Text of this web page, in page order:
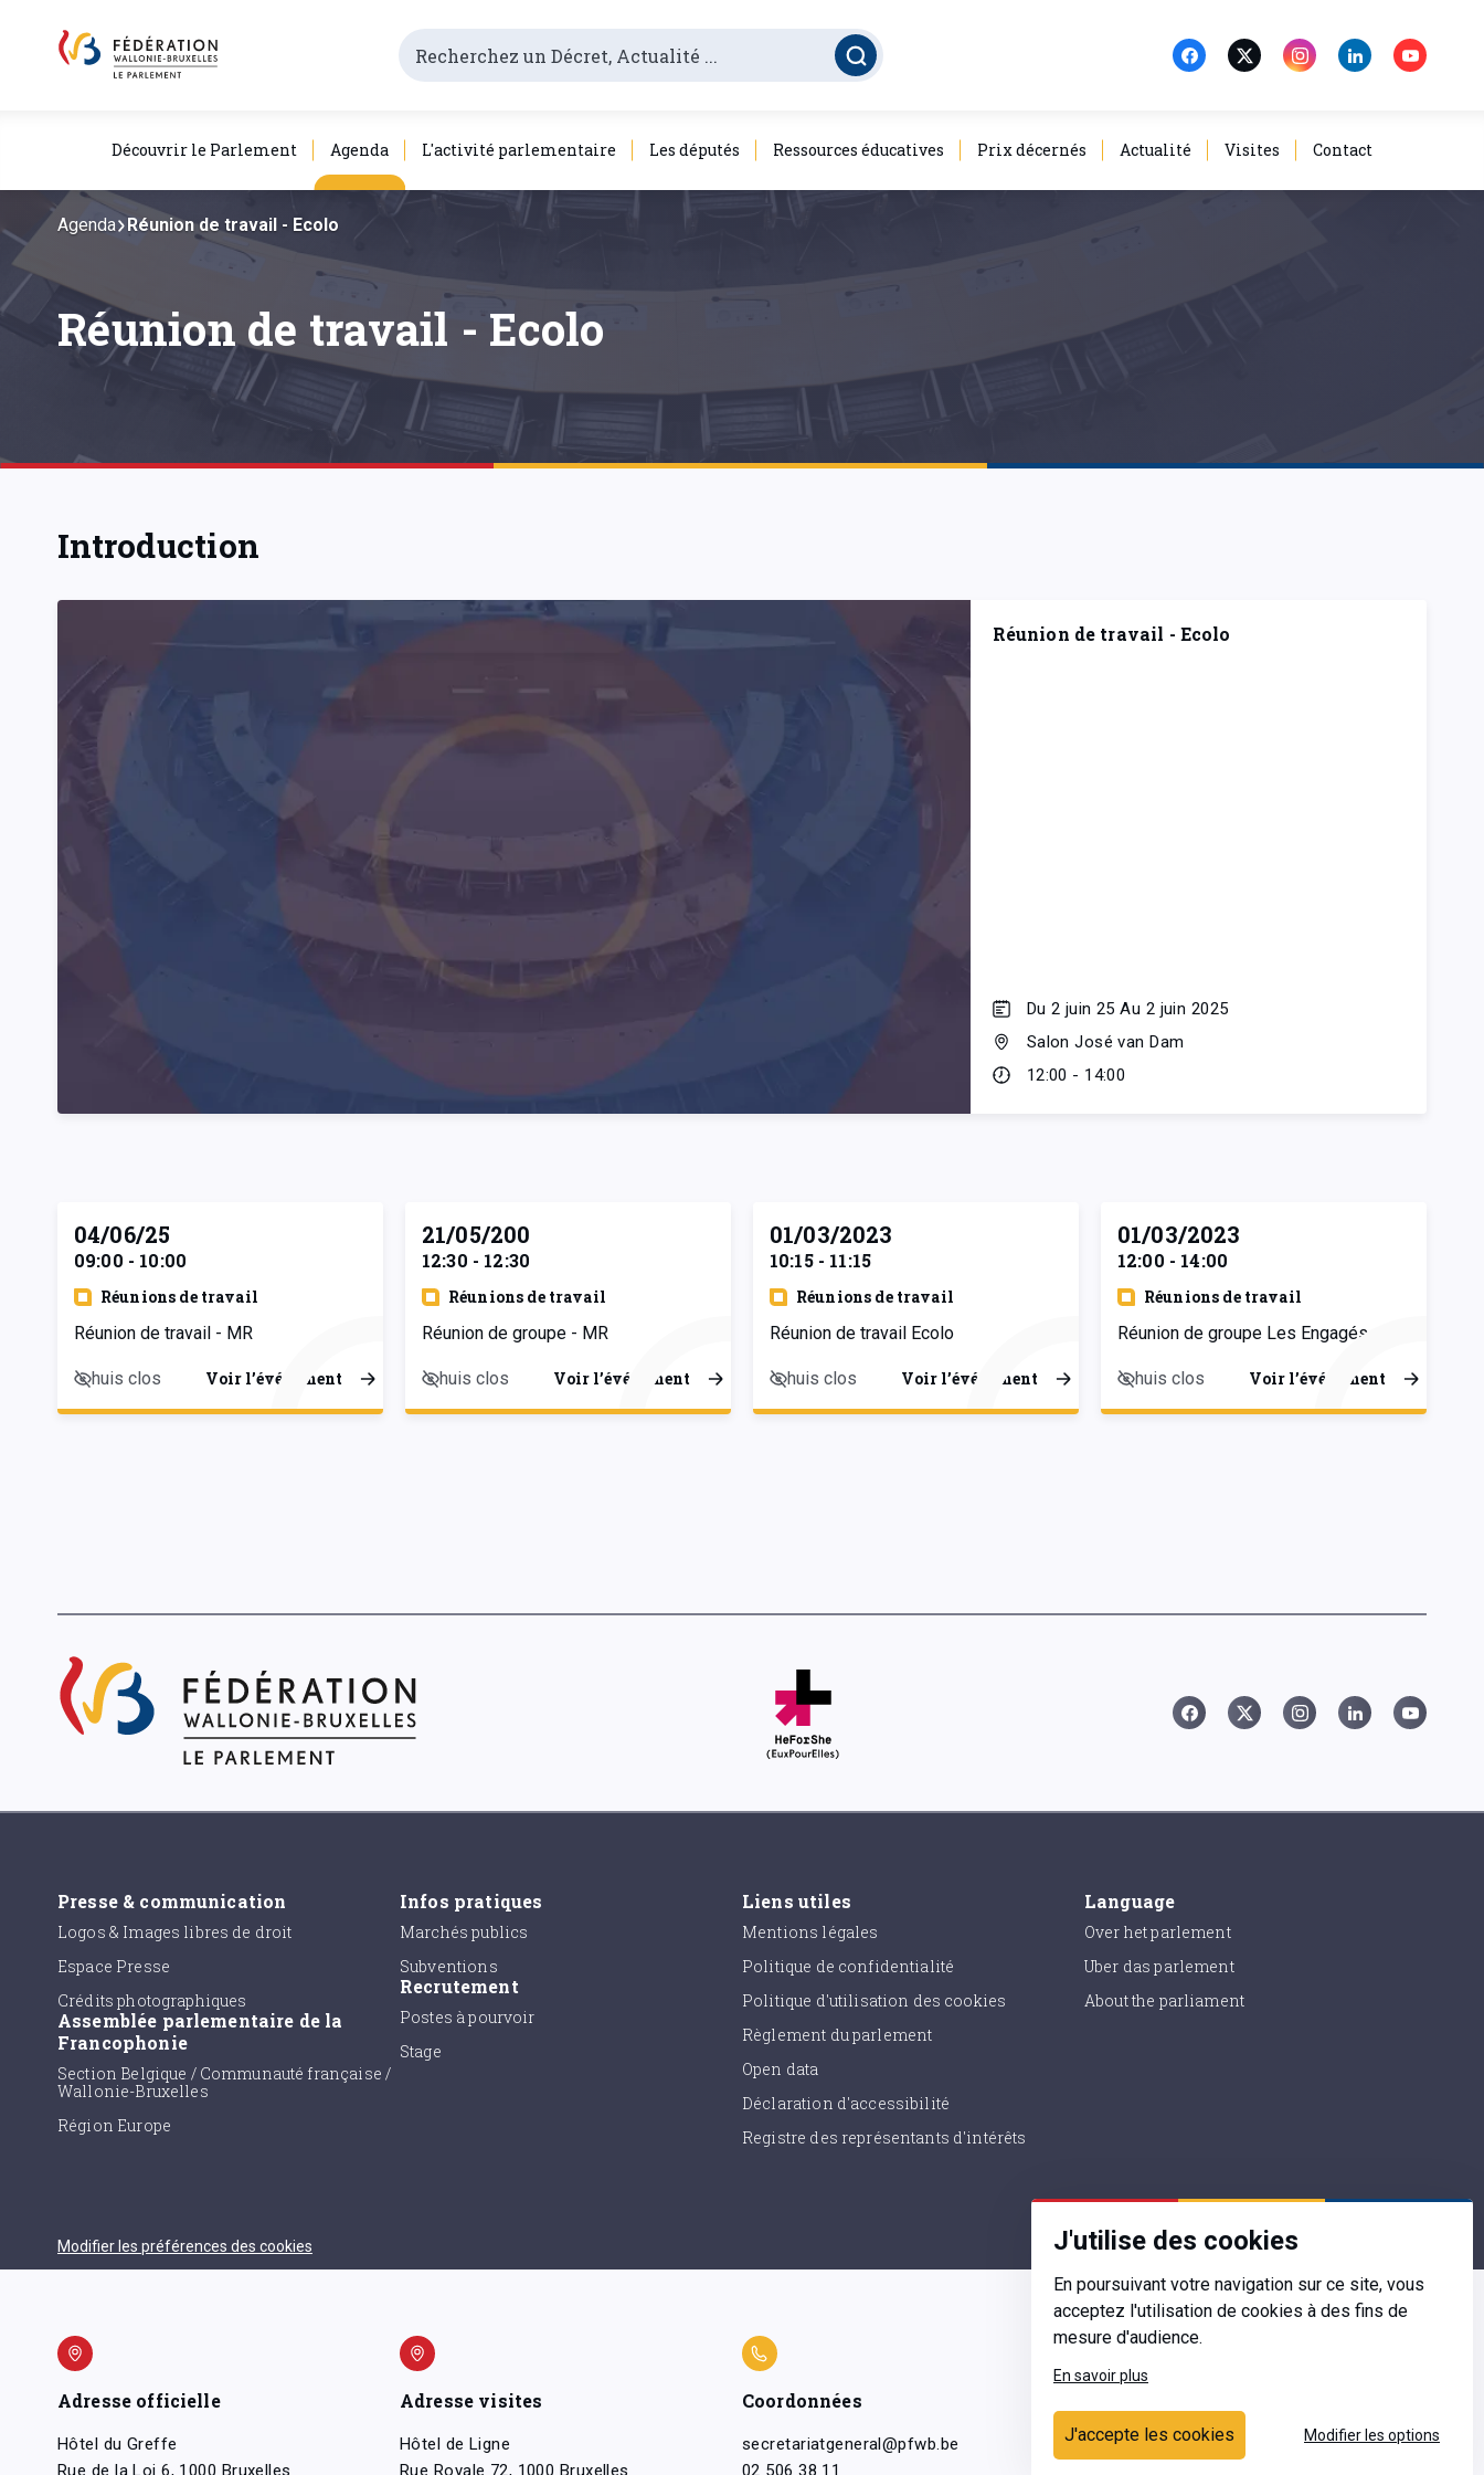
J'utilise des cookies
En poursuivant votre navigation sur ce site, vous
acceptez l'utilisation de cookies à des fins de
mesure d'audience.
En savoir plus
J'accepte les cookies Modifier les options
Découvrir le Parlement Agenda L'activité parlementaire Les députés Ressources éducatives Prix décernés Actualité Visites Contact
Réunion de travail - Ecolo
Agenda Réunion de travail - Ecolo
Introduction
Réunion de travail - Ecolo
Du 2 juin 25 Au 2 juin 2025
Salon José van Dam
12:00 - 14:00
04/06/25
09:00 - 10:00
Réunions de travail
Réunion de travail - MR
huis clos Voir l’événement
21/05/200
12:30 - 12:30
Réunions de travail
Réunion de groupe - MR
huis clos Voir l’événement
01/03/2023
10:15 - 11:15
Réunions de travail
Réunion de travail Ecolo
huis clos Voir l’événement
01/03/2023
12:00 - 14:00
Réunions de travail
Réunion de groupe Les Engagés
huis clos Voir l’événement
Presse & communication
Logos & Images libres de droit
Espace Presse
Crédits photographiques
Assemblée parlementaire de la
Francophonie
Section Belgique / Communauté française /
Wallonie-Bruxelles
Région Europe
Infos pratiques
Marchés publics
Subventions
Recrutement
Postes à pourvoir
Stage
Liens utiles
Mentions légales
Politique de confidentialité
Politique d'utilisation des cookies
Règlement du parlement
Open data
Déclaration d'accessibilité
Registre des représentants d'intérêts
Language
Over het parlement
Uber das parlement
About the parliament
Modifier les préférences des cookies
Adresse officielle
Hôtel du Greffe
Rue de la Loi 6, 1000 Bruxelles
Adresse visites
Hôtel de Ligne
Rue Royale 72, 1000 Bruxelles
Coordonnées
secretariatgeneral@pfwb.be
02 506 38 11
Ecrivez-nous